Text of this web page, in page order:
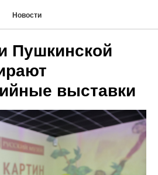
Новости
Пушкинской
выставки